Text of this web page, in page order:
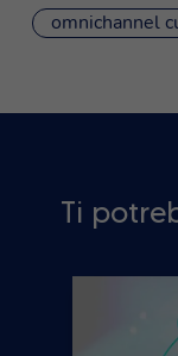
omnichannel
Ti